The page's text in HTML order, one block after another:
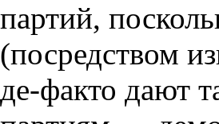
партий,
(посредством
де-факто дают